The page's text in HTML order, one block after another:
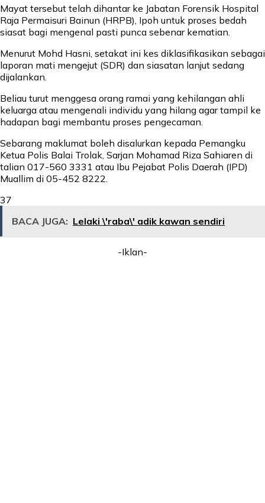
Mayat tersebut telah dihantar ke Jabatan Forensik Hospital
Raja Permaisuri Bainun (HRPB), Ipoh untuk proses bedah
siasat bagi mengenal pasti punca sebenar kematian.
Menurut Mohd Hasni, setakat ini kes diklasifikasikan sebagai
laporan mati mengejut (SDR) dan siasatan lanjut sedang
dijalankan.
Beliau turut menggesa orang ramai yang kehilangan ahli
keluarga atau mengenali individu yang hilang agar tampil ke
hadapan bagi membantu proses pengecaman.
Sebarang maklumat boleh disalurkan kepada Pemangku
Ketua Polis Balai Trolak, Sarjan Mohamad Riza Sahiaren di
talian 017-560 3331 atau Ibu Pejabat Polis Daerah (IPD)
Muallim di 05-452 8222.
37
BACA JUGA: Lelaki \'raba\' adik kawan sendiri
-Iklan-